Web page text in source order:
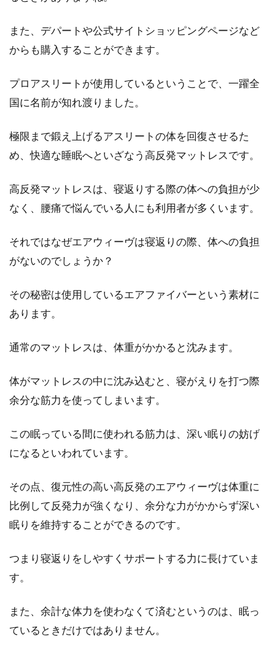
ベッドサイドのランプは、心を落ち着かせ、眠
お布団は湿気だらけってホント？カ
ビ取りの方法や対策は？
れていますか？綺麗に見えても、湿気が溜まっ
てカビの...
フランスベッドのマットレス！デュ
マットレ...
邪魔になったロフトベッド、解体す
一人暮らしの方のお部屋や子供部屋のベッドと
なものか...
は？家具は安いだけではNG
安のいいところを選びたいですよね。特に女性
また、デパートや公式サイトショッピングページなど
からも購入することができます。
プロアスリートが使用しているということで、一躍全
国に名前が知れ渡りました。
極限まで鍛え上げるアスリートの体を回復させるた
め、快適な睡眠へといざなう高反発マットレスです。
高反発マットレスは、寝返りする際の体への負担が少
なく、腰痛で悩んでいる人にも利用者が多くいます。
それではなぜエアウィーヴは寝返りの際、体への負担
がないのでしょうか？
その秘密は使用しているエアファイバーという素材に
あります。
通常のマットレスは、体重がかかると沈みます。
体がマットレスの中に沈み込むと、寝がえりを打つ際
余分な筋力を使ってしまいます。
この眠っている間に使われる筋力は、深い眠りの妨げ
になるといわれています。
その点、復元性の高い高反発のエアウィーヴは体重に
比例して反発力が強くなり、余分な力がかからず深い
眠りを維持することができるのです。
つまり寝返りをしやすくサポートする力に長けていま
す。
また、余計な体力を使わなくて済むというのは、眠っ
ているときだけではありません。